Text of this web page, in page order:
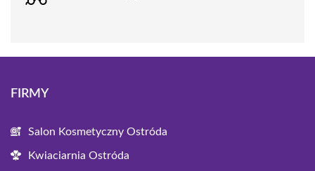
FIRMY
Salon Kosmetyczny Ostróda
Kwiaciarnia Ostróda